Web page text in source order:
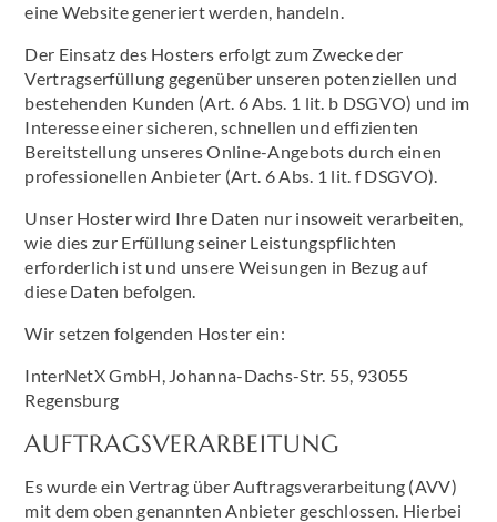
eine Website generiert werden, handeln.
Der Einsatz des Hosters erfolgt zum Zwecke der
Vertragserfüllung gegenüber unseren potenziellen und
bestehenden Kunden (Art. 6 Abs. 1 lit. b DSGVO) und im
Interesse einer sicheren, schnellen und effizienten
Bereitstellung unseres Online-Angebots durch einen
professionellen Anbieter (Art. 6 Abs. 1 lit. f DSGVO).
Unser Hoster wird Ihre Daten nur insoweit verarbeiten,
wie dies zur Erfüllung seiner Leistungspflichten
erforderlich ist und unsere Weisungen in Bezug auf
diese Daten befolgen.
Wir setzen folgenden Hoster ein:
InterNetX GmbH, Johanna-Dachs-Str. 55, 93055
Regensburg
AUFTRAGSVERARBEITUNG
Es wurde ein Vertrag über Auftragsverarbeitung (AVV)
mit dem oben genannten Anbieter geschlossen. Hierbei